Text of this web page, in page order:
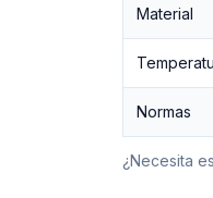
Material
Normas
¿Necesita